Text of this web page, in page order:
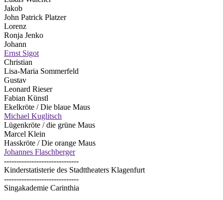
Jakob
John Patrick Platzer
Lorenz
Ronja Jenko
Johann
Ernst Sigot
Christian
Lisa-Maria Sommerfeld
Gustav
Leonard Rieser
Fabian Künstl
Ekelkröte / Die blaue Maus
Michael Kuglitsch
Lügenkröte / die grüne Maus
Marcel Klein
Hasskröte / Die orange Maus
Johannes Flaschberger
------------------------------
Kinderstatisterie des Stadttheaters Klagenfurt
------------------------------
Singakademie Carinthia